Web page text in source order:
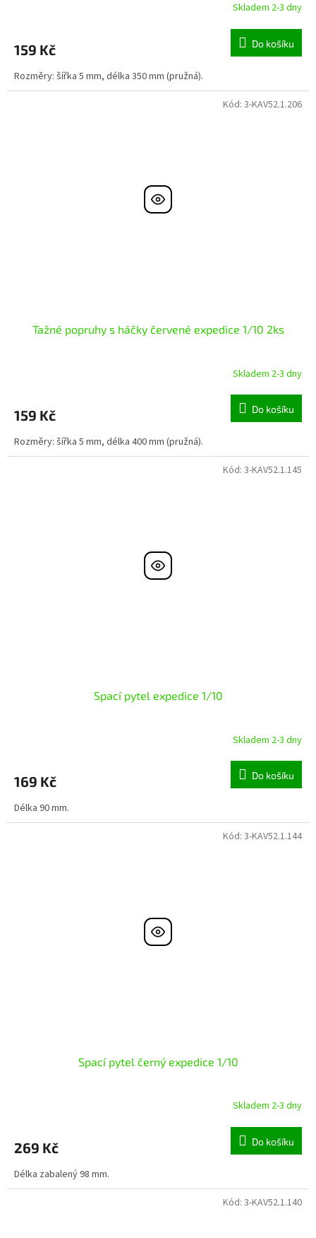
Skladem 2-3 dny
159 Kč Do košíku
Rozměry: šířka 5 mm, délka 350 mm (pružná).
Tažné popruhy s háčky červené expedice 1/10 2ks
Skladem 2-3 dny
159 Kč Do košíku
Rozměry: šířka 5 mm, délka 400 mm (pružná).
Kód: 3-KAV52.1.206
Spací pytel expedice 1/10
Skladem 2-3 dny
169 Kč Do košíku
Délka 90 mm.
Kód: 3-KAV52.1.145
Spací pytel černý expedice 1/10
Skladem 2-3 dny
269 Kč Do košíku
Délka zabalený 98 mm.
Kód: 3-KAV52.1.144
Kód: 3-KAV52.1.140